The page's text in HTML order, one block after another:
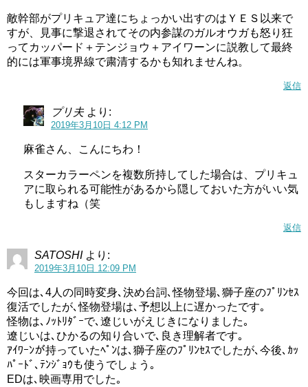
敵幹部がプリキュア達にちょっかい出すのはＹＥＳ以来で
すが、見事に撃退されてその内参謀のガルオウガも怒り狂
ってカッパード＋テンジョウ＋アイワーンに説教して最終
的には軍事境界線で粛清するかも知れませんね。
返信
プリ夫 より:
2019年3月10日 4:12 PM
麻雀さん、こんにちわ！
スターカラーペンを複数所持してした場合は、プリキュ
アに取られる可能性があるから隠しておいた方がいい気
もしますね（笑
返信
SATOSHI より:
2019年3月10日 12:09 PM
今回は､4人の同時変身､決め台詞､怪物登場､獅子座のﾌﾟﾘﾝｾｽ
復活でしたが､怪物登場は､予想以上に遅かったです｡
怪物は､ﾉｯﾄﾘﾀﾞｰで､遼じいがえじきになりました｡
遼じいは､ひかるの知り合いで､良き理解者です｡
ｱｲﾜｰﾝが持っていたﾍﾟﾝは､獅子座のﾌﾟﾘﾝｾｽでしたが､今後､ｶｯ
ﾊﾟｰﾄﾞ､ﾃﾝｼﾞｮｳも使うでしょう｡
EDは､映画専用でした｡